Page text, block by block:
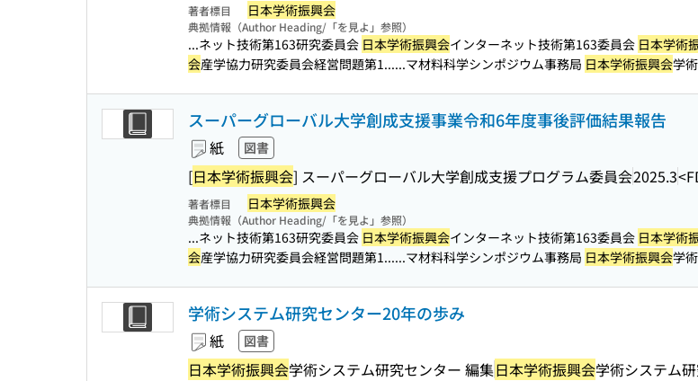
著者標目 日本学術振興会
典拠情報（Author Heading/「を見よ」参照）
...ネット技術第163研究委員会 日本学術振興会インターネット技術第163委員会 日本学術
会産学協力研究委員会経営問題第1......マ材料科学シンポジウム事務局 日本学術振興会学
スーパーグローバル大学創成支援事業令和6年度事後評価結果報告
紙 図書
[日本学術振興会] スーパーグローバル大学創成支援プログラム委員会2025.3
著者標目 日本学術振興会
典拠情報（Author Heading/「を見よ」参照）
...ネット技術第163研究委員会 日本学術振興会インターネット技術第163委員会 日本学術
会産学協力研究委員会経営問題第1......マ材料科学シンポジウム事務局 日本学術振興会学
学術システム研究センター20年の歩み
紙 図書
日本学術振興会学術システム研究センター 編集日本学術振興会学術システム